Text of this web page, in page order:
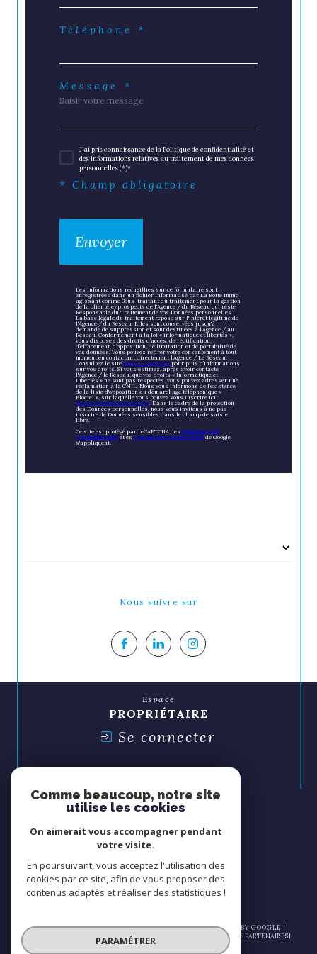
Téléphone *
Message *
J'ai pris connaissance de la Politique de confidentialité et
des informations relatives au traitement de mes données
personnelles (*)*
* Champ obligatoire
Envoyer
Les informations recueillies sur ce formulaire sont
enregistrées dans un fichier informatisé par La Boite Immo
agissant comme Sous-traitant du traitement pour la gestion
de la clientèle/prospects de l'Agence / du Réseau qui reste
Responsable du Traitement de vos Données personnelles.
La base légale du traitement repose sur l'intérêt légitime de
l'Agence / du Réseau. Elles sont conservées jusqu'à
demande de suppression et sont destinées à l'Agence / au
Réseau. Conformément à la loi « informatique et libertés »,
vous disposez des droits d’accès, de rectification,
d’effacement, d’opposition, de limitation et de portabilité de
vos données. Vous pouvez retirer votre consentement à tout
moment en contactant directement l’Agence / Le Réseau.
Consultez le site https://cnil.fr/fr pour plus d’informations
sur vos droits. Si vous estimez, après avoir contacté
l'Agence / le Réseau, que vos droits « Informatique et
Libertés » ne sont pas respectés, vous pouvez adresser une
réclamation à la CNIL. Nous vous informons de l’existence
de la liste d'opposition au démarchage téléphonique «
Bloctel », sur laquelle vous pouvez vous inscrire ici :
https://www.bloctel.gouv.fr . Dans le cadre de la protection
des Données personnelles, nous vous invitons à ne pas
inscrire de Données sensibles dans le champ de saisie
libre.
Ce site est protégé par reCAPTCHA, lesPolitiques de
Confidentialité et es Conditions d'utilisationde Google
s'appliquent.
Nous suivre sur
Espace
PROPRIÉTAIRE
Se connecter
Espace
Se connecter
© 2026 | TOUS DROITS RÉSERVÉS | TRADUCTION POWERED BY GOOGLE |
PLAN DU SITE
NOS PARTENAIRES
POLITIQUE RGPD
Comme beaucoup, notre site
utilise les cookies
On aimerait vous accompagner pendant
votre visite.
En poursuivant, vous acceptez l'utilisation des
cookies par ce site, afin de vous proposer des
contenus adaptés et réaliser des statistiques !
PARAMÉTRER